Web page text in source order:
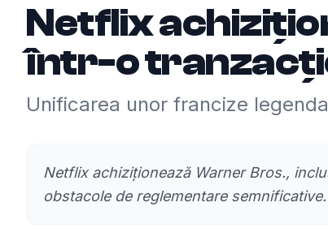
Netflix
într-o
Unificarea unor francize
Netflix achiziționează Warner Bros.,
obstacole de reglementare semnificative.